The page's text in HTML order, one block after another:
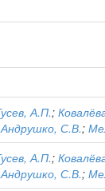
А.П.;
Андрушко, С.В.;
А.П.;
Андрушко, С.В.;